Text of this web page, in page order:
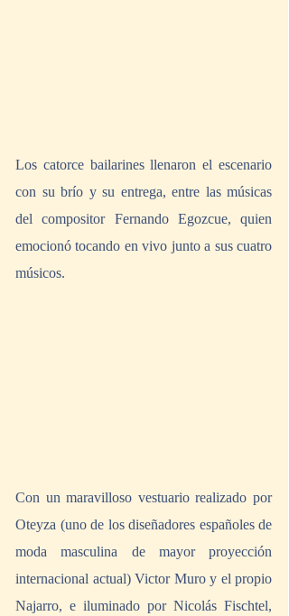
Los catorce bailarines llenaron el escenario
con su brío y su entrega, entre las músicas
del compositor Fernando Egozcue, quien
emocionó tocando en vivo junto a sus cuatro
músicos.
Con un maravilloso vestuario realizado por
Oteyza (uno de los diseñadores españoles de
moda masculina de mayor proyección
internacional actual) Victor Muro y el propio
Najarro, e iluminado por Nicolás Fischtel,